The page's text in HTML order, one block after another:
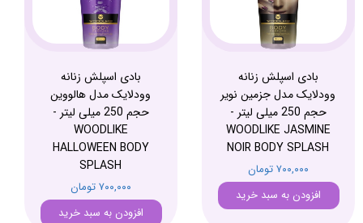
بادی اسپلش زنانه
وودلایک مدل جزمین نویر
حجم 250 میلی لیتر -
WOODLIKE JASMINE
NOIR BODY SPLASH
۷۰۰,۰۰۰ تومان
افزودن به سبد خرید
بادی اسپلش زنانه
وودلایک مدل هالووین
حجم 250 میلی لیتر -
WOODLIKE
HALLOWEEN BODY
SPLASH
۷۰۰,۰۰۰ تومان
افزودن به سبد خرید